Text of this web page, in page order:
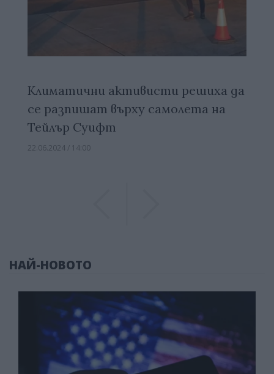
Климатични активисти решиха да
се разпишат върху самолета на
Тейлър Суифт
22.06.2024 / 14:00
НАЙ-НОВОТО